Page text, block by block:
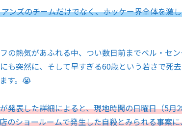
ンズのチームだけでなく、ホッケー界全体を激
の熱気があふれる中、つい数日前までベル・セ
も突然に、そして早すぎる60歳という若さで死
す。😭
発表した詳細によると、現地時間の日曜日（5月
のショールームで発生した自殺とみられる事案